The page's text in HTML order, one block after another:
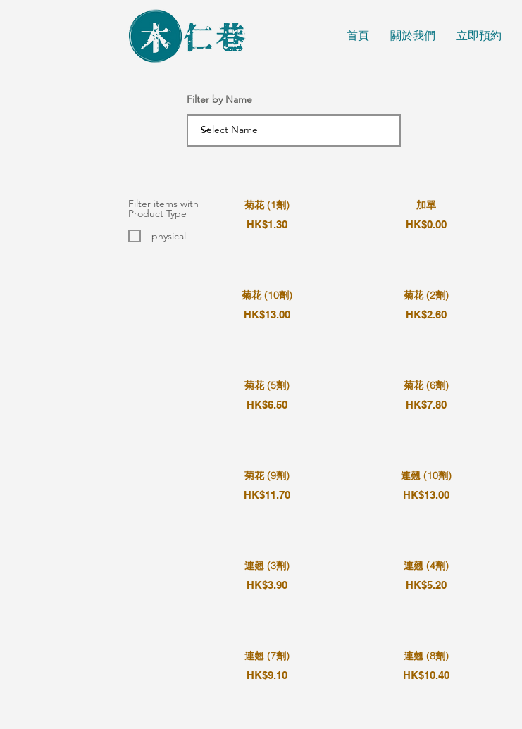
首頁 關於我們 立即預約
Filter by Name
菊花 (1劑)
HK$1.30
菊花 (10劑)
HK$13.00
菊花 (5劑)
HK$6.50
菊花 (9劑)
HK$11.70
連翹 (3劑)
HK$3.90
連翹 (7劑)
HK$9.10
加單
HK$0.00
菊花 (2劑)
HK$2.60
菊花 (6劑)
HK$7.80
連翹 (10劑)
HK$13.00
連翹 (4劑)
HK$5.20
連翹 (8劑)
HK$10.40
Filter items with
Product Type
physical